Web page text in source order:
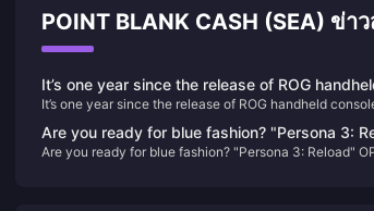
POINT BLANK CASH (SEA) ข่า
It’s one year since the release of ROG
to chat about your experience and get official
various 3A masterpieces!
It’s one year since the release of ROG handheld
Are you ready for blue fashion? "Persona 3:
unveiled
Are you ready for blue fashion? "Persona 3: Reload"